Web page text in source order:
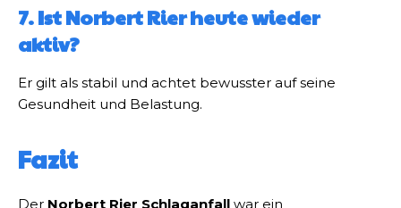
7. Ist Norbert Rier heute wieder
aktiv?
Er gilt als stabil und achtet bewusster auf seine
Gesundheit und Belastung.
Fazit
Der Norbert Rier Schlaganfall war ein